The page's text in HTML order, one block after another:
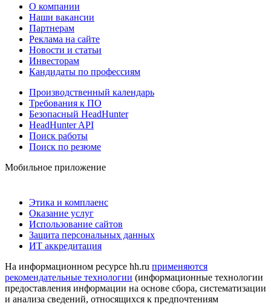
О компании
Наши вакансии
Партнерам
Реклама на сайте
Новости и статьи
Инвесторам
Кандидаты по профессиям
Производственный календарь
Требования к ПО
Безопасный HeadHunter
HeadHunter API
Поиск работы
Поиск по резюме
Мобильное приложение
Этика и комплаенс
Оказание услуг
Использование сайтов
Защита персональных данных
ИТ аккредитация
На информационном ресурсе hh.ru применяются
рекомендательные технологии (информационные технологии
предоставления информации на основе сбора, систематизации
и анализа сведений, относящихся к предпочтениям